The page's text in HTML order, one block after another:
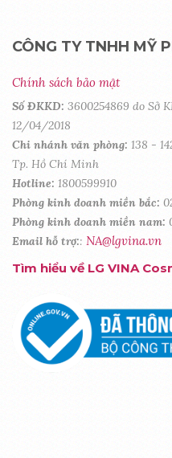
CÔNG TY TNHH MỸ
Chính sách bảo mật
Số ĐKKD: 3600254869 do Sở
12/04/2018
Chi nhánh văn phòng: 138 -
Tp. Hồ Chí Minh
Hotline: 1800599910
Phòng kinh doanh miền bắc:
Phòng kinh doanh miền nam:
Email hỗ trợ:: NA@lgvina.vn
Tìm hiểu về LG VINA